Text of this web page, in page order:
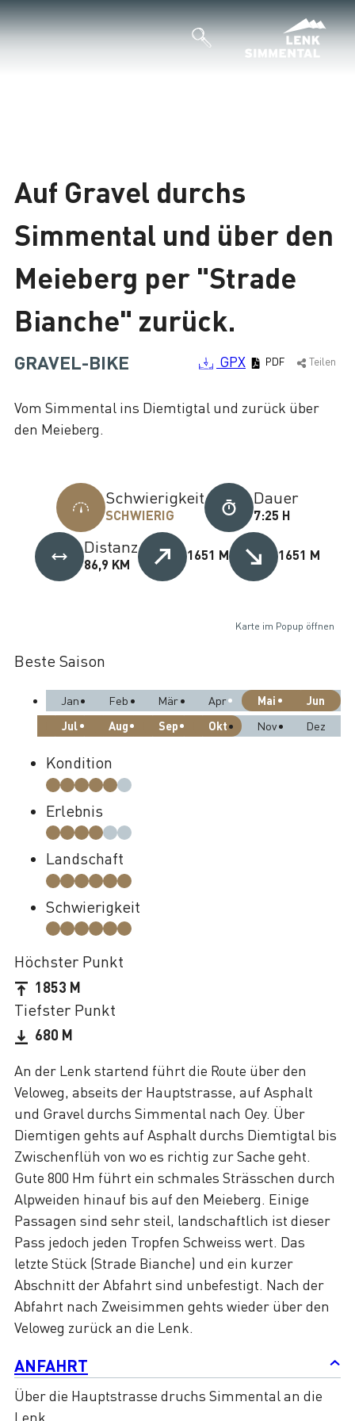
Auf Gravel durchs
Simmental und über den
Meieberg per "Strade
Bianche" zurück.
GRAVEL-BIKE GPX PDF Teilen
Vom Simmental ins Diemtigtal und zurück über
den Meieberg.
Schwierigkeit
SCHWIERIG
Dauer
7:25 H
Distanz
86,9 KM
1651 M 1651 M
An der Lenk startend führt die Route über den
Veloweg, abseits der Hauptstrasse, auf Asphalt
und Gravel durchs Simmental nach Oey. Über
Diemtigen gehts auf Asphalt durchs Diemtigtal bis
Zwischenflüh von wo es richtig zur Sache geht.
Gute 800 Hm führt ein schmales Strässchen durch
Alpweiden hinauf bis auf den Meieberg. Einige
Passagen sind sehr steil, landschaftlich ist dieser
Pass jedoch jeden Tropfen Schweiss wert. Das
letzte Stück (Strade Bianche) und ein kurzer
Abschnitt der Abfahrt sind unbefestigt. Nach der
Abfahrt nach Zweisimmen gehts wieder über den
Veloweg zurück an die Lenk.
ANFAHRT
Über die Hauptstrasse druchs Simmental an die
Lenk.
Karte im Popup öffnen
Beste Saison
Jan Feb Mär Apr Mai
Jun
Jul
Aug Sep Okt Nov Dez
Kondition
Erlebnis
Landschaft
Schwierigkeit
Höchster Punkt
1853 M
Tiefster Punkt
680 M